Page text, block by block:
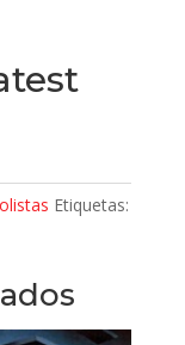
Etiquetas: